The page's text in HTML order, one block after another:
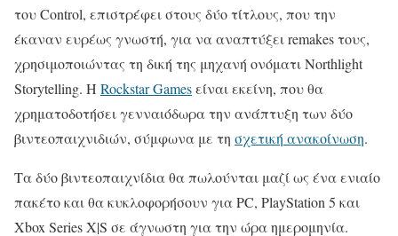
του Control, επιστρέφει στους δύο τίτλους, που την
έκαναν ευρέως γνωστή, για να αναπτύξει remakes τους,
χρησιμοποιώντας τη δική της μηχανή ονόματι Northlight
Storytelling. Η Rockstar Gamesείναι εκείνη, που θα
χρηματοδοτήσει γενναιόδωρα την ανάπτυξη των δύο
βιντεοπαιχνιδιών, σύμφωνα με τη σχετική ανακοίνωση.
Τα δύο βιντεοπαιχνίδια θα πωλούνται μαζί ως ένα ενιαίο
πακέτο και θα κυκλοφορήσουν για PC, PlayStation 5 και
Xbox Series X|S σε άγνωστη για την ώρα ημερομηνία.